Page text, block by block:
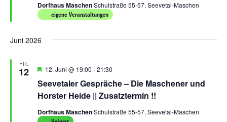
Dorfhaus MaschenSchulstraße 55-57, Seevetal-Maschen
eigene Veranstaltungen
Juni 2026
FR.
12
Seevetaler Gespräche – Die Maschener und
Horster Heide || Zusatztermin !!
Hervorgehoben
12. Juni @ 19:00 -21:30
Dorfhaus MaschenSchulstraße 55-57, Seevetal-Maschen